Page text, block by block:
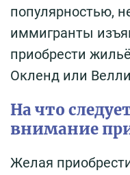
популярностью,
иммигранты
приобрести
Окленд или
На что
внимание
Желая